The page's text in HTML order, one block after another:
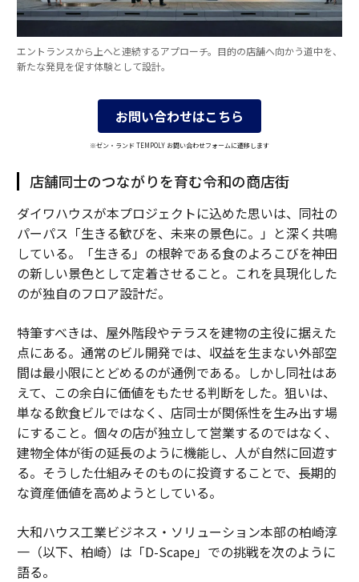
エントランスから上へと連続するアプローチ。目的の店舗へ向かう道中を、
新たな発見を促す体験として設計。
お問い合わせはこちら
※ゼン・ランド TEMPOLY お問い合わせフォームに遷移します
店舗同士のつながりを育む令和の商店街
ダイワハウスが本プロジェクトに込めた思いは、同社の
パーパス「生きる歓びを、未来の景色に。」と深く共鳴
している。「生きる」の根幹である食のよろこびを神田
の新しい景色として定着させること。これを具現化した
のが独自のフロア設計だ。
特筆すべきは、屋外階段やテラスを建物の主役に据えた
点にある。通常のビル開発では、収益を生まない外部空
間は最小限にとどめるのが通例である。しかし同社はあ
えて、この余白に価値をもたせる判断をした。狙いは、
単なる飲食ビルではなく、店同士が関係性を生み出す場
にすること。個々の店が独立して営業するのではなく、
建物全体が街の延長のように機能し、人が自然に回遊す
る。そうした仕組みそのものに投資することで、長期的
な資産価値を高めようとしている。
大和ハウス工業ビジネス・ソリューション本部の柏崎淳
一（以下、柏崎）は「D-Scape」での挑戦を次のように
語る。